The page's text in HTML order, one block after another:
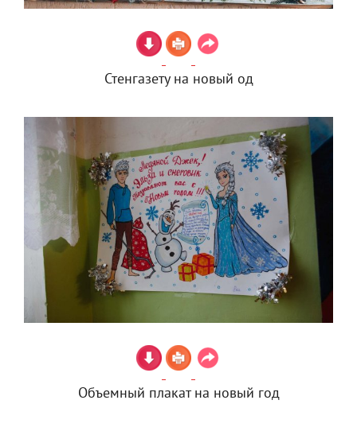
Стенгазету на новый од
Объемный плакат на новый год